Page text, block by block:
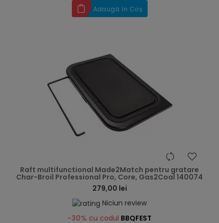
Adaugă în Coș
Raft multifunctional Made2Match pentru gratare
Char-Broil Professional Pro, Core, Gas2Coal 140074
279,00 lei
Niciun review
-30% cu codul BBQFEST